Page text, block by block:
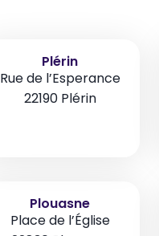
Plérin
Rue de l’Esperance
22190 Plérin
Plouasne
Place de l’Église